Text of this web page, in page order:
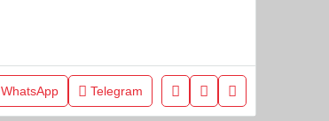
WhatsApp Telegram